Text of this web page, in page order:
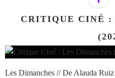
CRITIQUE CINÉ :
Les Dimanches // De Alauda